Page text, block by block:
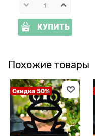
КУПИТЬ
Похожие товары
Скидка 50%